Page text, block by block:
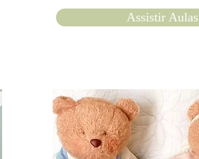
Assistir Aulas